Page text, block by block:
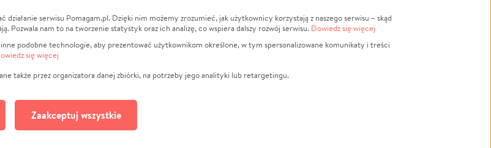
Dla NGO
Fundacja Pomagam.pl
Sport
Pomoc Finansowa
Pogrzeb
Religia
Edukacja
serwisu Pomagam.pl. Dzięki nim możemy zrozumieć, jak użytkownicy korzystają z naszego serwisu – skąd
Pozwala nam to na tworzenie statystyk oraz ich analizę, co wspiera dalszy rozwój serwisu. Dowiedz się więcej
podobne technologie, aby prezentować użytkownikom określone, w tym spersonalizowane komunikaty i treści
się więcej
także przez organizatora danej zbiórki, na potrzeby jego analityki lub retargetingu.
Zaakceptuj wszystkie